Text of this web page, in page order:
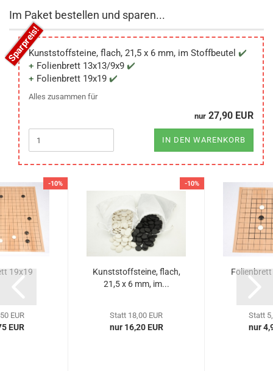
Im Paket bestellen und sparen...
Kunststoffsteine, flach, 21,5 x 6 mm, im Stoffbeutel
Folienbrett 13x13/9x9
Folienbrett 19x19
Alles zusammen für
nur 27,90 EUR
IN DEN WARENKORB
-10%
19x19
EUR
EUR
-10%
Kunststoffsteine, flach,
21,5 x 6 mm, im...
Statt 18,00 EUR
nur 16,20 EUR
Statt
nur